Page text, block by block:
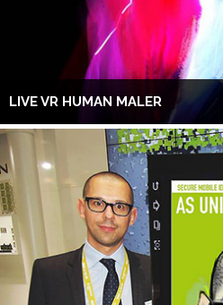
LIVE VR HUMAN MALER